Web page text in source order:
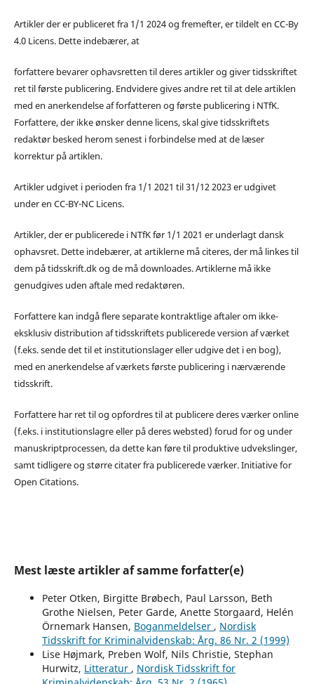
Artikler der er publiceret fra 1/1 2024 og fremefter, er tildelt en CC-By
4.0 Licens. Dette indebærer, at
forfattere bevarer ophavsretten til deres artikler og giver tidsskriftet
ret til første publicering. Endvidere gives andre ret til at dele artiklen
med en anerkendelse af forfatteren og første publicering i NTfK.
Forfattere, der ikke ønsker denne licens, skal give tidsskriftets
redaktør besked herom senest i forbindelse med at de læser
korrektur på artiklen.
Artikler udgivet i perioden fra 1/1 2021 til 31/12 2023 er udgivet
under en CC-BY-NC Licens.
Artikler, der er publicerede i NTfK før 1/1 2021 er underlagt dansk
ophavsret. Dette indebærer, at artiklerne må citeres, der må linkes til
dem på tidsskrift.dk og de må downloades. Artiklerne må ikke
genudgives uden aftale med redaktøren.
Forfattere kan indgå flere separate kontraktlige aftaler om ikke-
eksklusiv distribution af tidsskriftets publicerede version af værket
(f.eks. sende det til et institutionslager eller udgive det i en bog),
med en anerkendelse af værkets første publicering i nærværende
tidsskrift.
Forfattere har ret til og opfordres til at publicere deres værker online
(f.eks. i institutionslagre eller på deres websted) forud for og under
manuskriptprocessen, da dette kan føre til produktive udvekslinger,
samt tidligere og større citater fra publicerede værker. Initiative for
Open Citations.
Mest læste artikler af samme forfatter(e)
Peter Otken, Birgitte Brøbech, Paul Larsson, Beth
Grothe Nielsen, Peter Garde, Anette Storgaard, Helén
Örnemark Hansen, Boganmeldelser , Nordisk
Tidsskrift for Kriminalvidenskab: Årg. 86 Nr. 2 (1999)
Lise Højmark, Preben Wolf, Nils Christie, Stephan
Hurwitz, Litteratur , Nordisk Tidsskrift for